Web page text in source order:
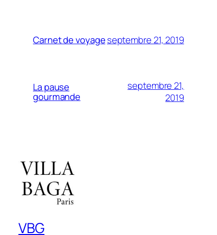
Carnet de voyageseptembre 21, 2019
La pause
gourmande
septembre 21,
2019
VBG